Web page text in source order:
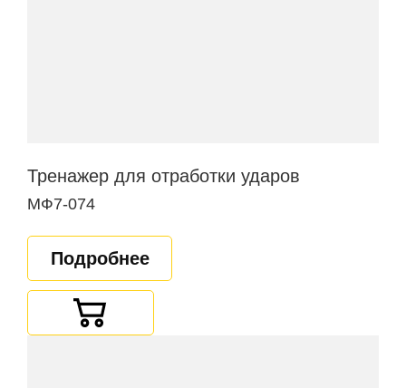
Тренажер для отработки ударов
МФ7-074
Подробнее